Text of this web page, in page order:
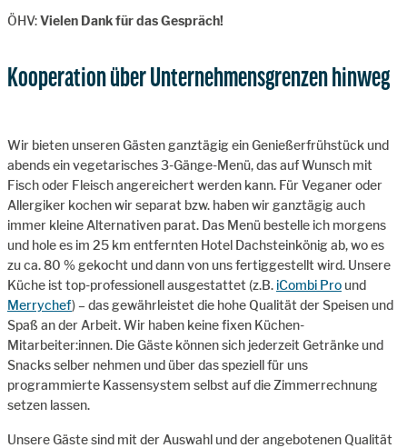
ÖHV:Vielen Dank für das Gespräch!
Kooperation über Unternehmensgrenzen hinweg
Wir bieten unseren Gästen ganztägig ein Genießerfrühstück und
abends ein vegetarisches 3-Gänge-Menü, das auf Wunsch mit
Fisch oder Fleisch angereichert werden kann. Für Veganer oder
Allergiker kochen wir separat bzw. haben wir ganztägig auch
immer kleine Alternativen parat. Das Menü bestelle ich morgens
und hole es im 25 km entfernten Hotel Dachsteinkönig ab, wo es
zu ca. 80 % gekocht und dann von uns fertiggestellt wird. Unsere
Küche ist top-professionell ausgestattet (z.B. iCombi Pro und
Merrychef) – das gewährleistet die hohe Qualität der Speisen und
Spaß an der Arbeit. Wir haben keine fixen Küchen-
Mitarbeiter:innen. Die Gäste können sich jederzeit Getränke und
Snacks selber nehmen und über das speziell für uns
programmierte Kassensystem selbst auf die Zimmerrechnung
setzen lassen.
Unsere Gäste sind mit der Auswahl und der angebotenen Qualität